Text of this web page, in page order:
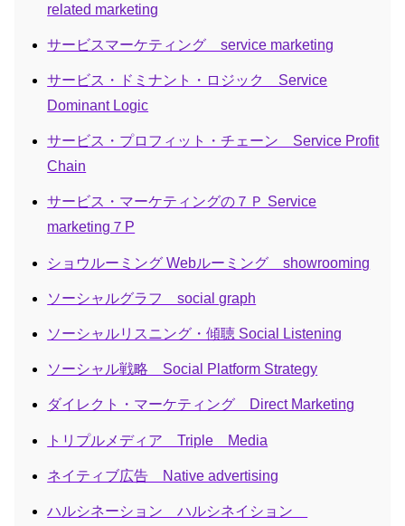
related marketing
サービスマーケティング service marketing
サービス・ドミナント・ロジック Service
Dominant Logic
サービス・プロフィット・チェーン Service Profit
Chain
サービス・マーケティングの７Ｐ Service
marketing７P
ショウルーミング Webルーミング showrooming
ソーシャルグラフ social graph
ソーシャルリスニング・傾聴 Social Listening
ソーシャル戦略 Social Platform Strategy
ダイレクト・マーケティング Direct Marketing
トリプルメディア Triple Media
ネイティブ広告 Native advertising
ハルシネーション ハルシネイション